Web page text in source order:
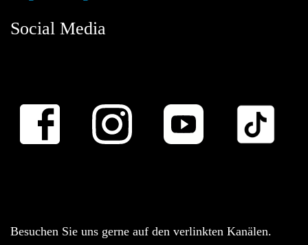
Social Media
Besuchen Sie uns gerne auf den verlinkten Kanälen.